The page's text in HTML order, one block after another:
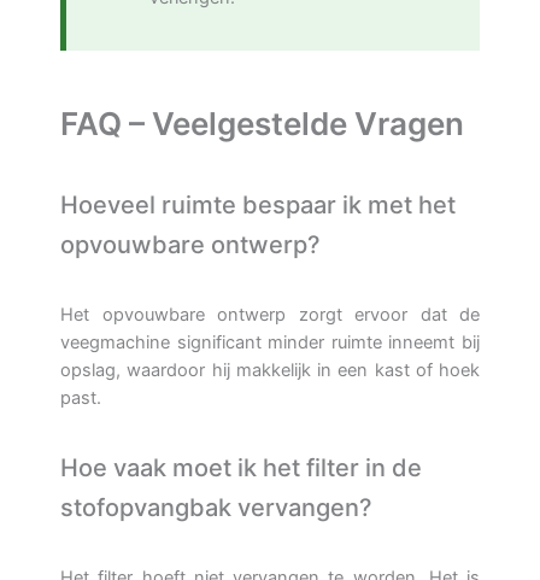
FAQ – Veelgestelde Vragen
Hoeveel ruimte bespaar ik met het
opvouwbare ontwerp?
Het opvouwbare ontwerp zorgt ervoor dat de
veegmachine significant minder ruimte inneemt bij
opslag, waardoor hij makkelijk in een kast of hoek
past.
Hoe vaak moet ik het filter in de
stofopvangbak vervangen?